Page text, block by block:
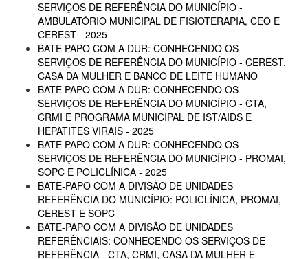
SERVIÇOS DE REFERÊNCIA DO MUNICÍPIO -
AMBULATÓRIO MUNICIPAL DE FISIOTERAPIA, CEO E
CEREST - 2025
BATE PAPO COM A DUR: CONHECENDO OS
SERVIÇOS DE REFERÊNCIA DO MUNICÍPIO - CEREST,
CASA DA MULHER E BANCO DE LEITE HUMANO
BATE PAPO COM A DUR: CONHECENDO OS
SERVIÇOS DE REFERÊNCIA DO MUNICÍPIO - CTA,
CRMI E PROGRAMA MUNICIPAL DE IST/AIDS E
HEPATITES VIRAIS - 2025
BATE PAPO COM A DUR: CONHECENDO OS
SERVIÇOS DE REFERÊNCIA DO MUNICÍPIO - PROMAI,
SOPC E POLICLÍNICA - 2025
BATE-PAPO COM A DIVISÃO DE UNIDADES
REFERÊNCIA DO MUNICÍPIO: POLICLÍNICA, PROMAI,
CEREST E SOPC
BATE-PAPO COM A DIVISÃO DE UNIDADES
REFERÊNCIAIS: CONHECENDO OS SERVIÇOS DE
REFERÊNCIA - CTA, CRMI, CASA DA MULHER E